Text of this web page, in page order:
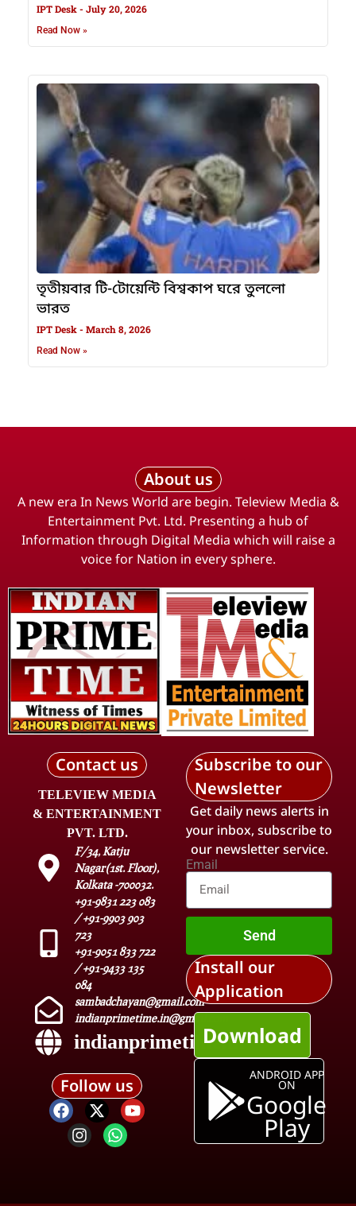
IPT Desk July 20, 2026
Read Now »
তৃতীয়বার টি-টোয়েন্টি বিশ্বকাপ ঘরে তুললো
ভারত
IPT Desk March 8, 2026
Read Now »
About us
A new era In News World are begin. Teleview Media &
Entertainment Pvt. Ltd. Presenting a hub of
Information through Digital Media which will raise a
voice for Nation in every sphere.
Contact us
TELEVIEW MEDIA
& ENTERTAINMENT
PVT. LTD.
F/34, Katju
Nagar(1st. Floor),
Kolkata -700032.
+91-9831 223 083
/ +91-9903 903
723
+91-9051 833 722
/ +91-9433 135
084
sambadchayan@gmail.com
indianprimetime.in@gmail.com
indianprimetime.in
Follow us
Subscribe to our
Newsletter
Get daily news alerts in
your inbox, subscribe to
our newsletter service.
Email
Send
Install our
Application
Download
ANDROID APP
ON
Google
Play